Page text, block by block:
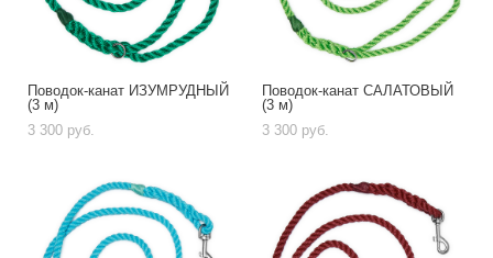
Поводок-канат ИЗУМРУДНЫЙ
(3 м)
3 300 pуб.
Поводок-канат CАЛАТОВЫЙ
(3 м)
3 300 pуб.